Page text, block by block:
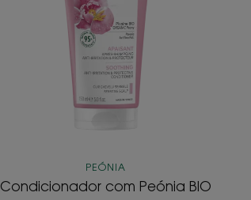
PEÓNIA
Condicionador com Peónia BIO